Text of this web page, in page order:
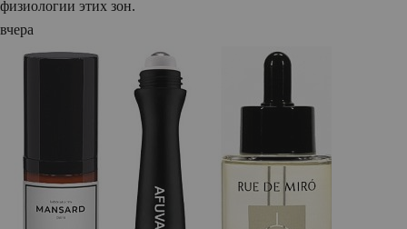
физиологии этих зон.
вчера